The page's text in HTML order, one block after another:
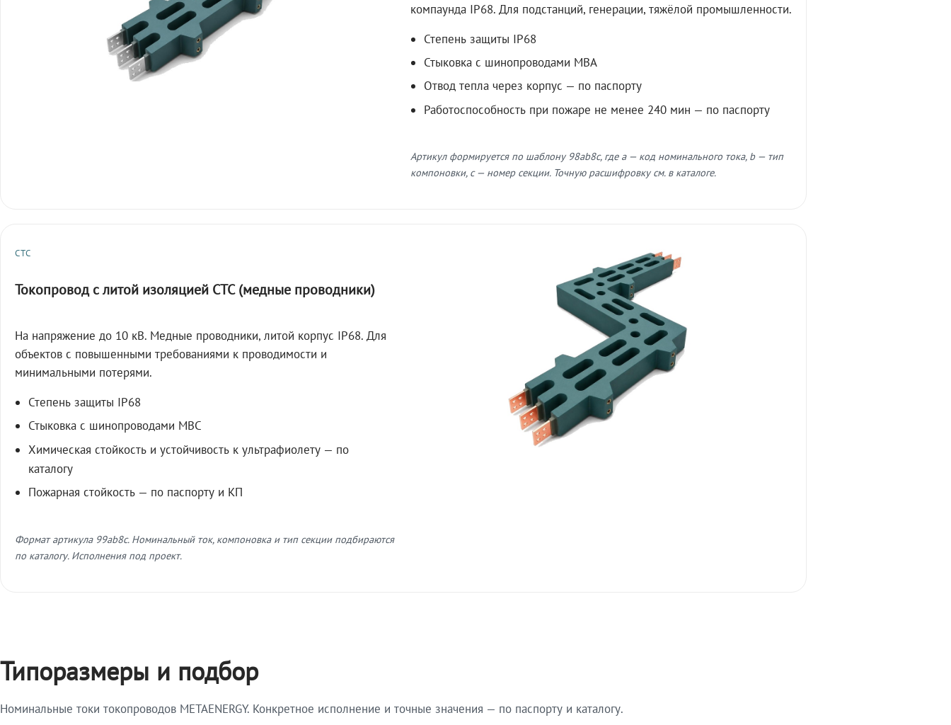
компаунда IP68. Для подстанций, генерации, тяжёлой промышленности.
Степень защиты IP68
Стыковка с шинопроводами МВА
Отвод тепла через корпус — по паспорту
Работоспособность при пожаре не менее 240 мин — по паспорту
Артикул формируется по шаблону 98ab8c, где a — код номинального тока, b — тип
компоновки, c — номер секции. Точную расшифровку см. в каталоге.
СТС
Токопровод с литой изоляцией СТС (медные проводники)
На напряжение до 10 кВ. Медные проводники, литой корпус IP68. Для
объектов с повышенными требованиями к проводимости и
минимальными потерями.
Степень защиты IP68
Стыковка с шинопроводами МВС
Химическая стойкость и устойчивость к ультрафиолету — по
каталогу
Пожарная стойкость — по паспорту и КП
Формат артикула 99ab8c. Номинальный ток, компоновка и тип секции подбираются
по каталогу. Исполнения под проект.
Типоразмеры и подбор
Номинальные токи токопроводов METAENERGY. Конкретное исполнение и точные значения — по паспорту и каталогу.